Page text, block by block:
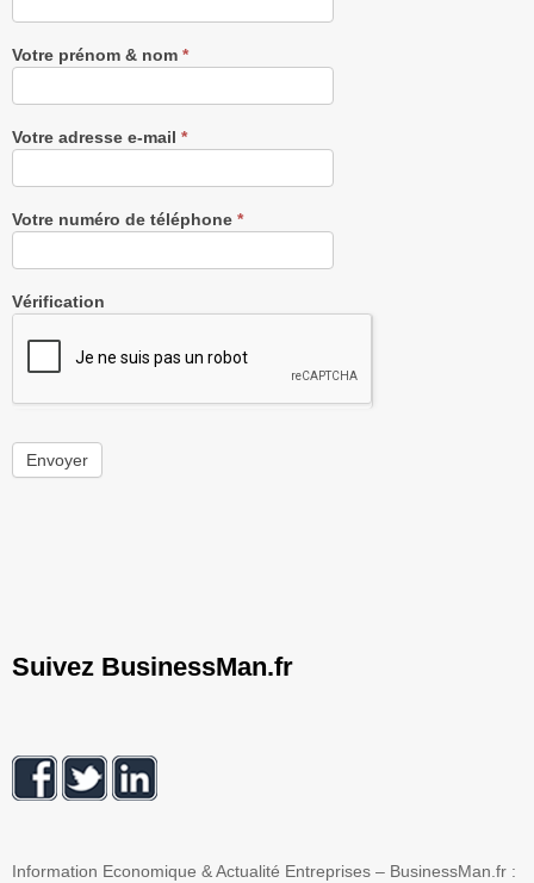
gratuitement
Votre prénom & nom *
Votre adresse e-mail *
Votre numéro de téléphone *
Vérification
Envoyer
Suivez BusinessMan.fr
Information Economique & Actualité Entreprises – BusinessMan.fr :